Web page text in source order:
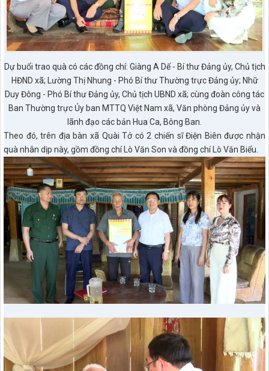
Dự buổi trao quà có các đồng chí: Giàng A Dế - Bí thư Đảng ủy, Chủ tịch
HĐND xã; Lường Thị Nhung - Phó Bí thư Thường trực Đảng ủy; Nhữ
Duy Đông - Phó Bí thư Đảng ủy, Chủ tịch UBND xã; cùng đoàn công tác
Ban Thường trực Ủy ban MTTQ Việt Nam xã, Văn phòng Đảng ủy và
lãnh đạo các bản Hua Ca, Bông Ban.
Theo đó, trên địa bàn xã Quài Tở có 2 chiến sĩ Điện Biên được nhận
quà nhân dịp này, gồm đồng chí Lò Văn Son và đồng chí Lò Văn Biểu.